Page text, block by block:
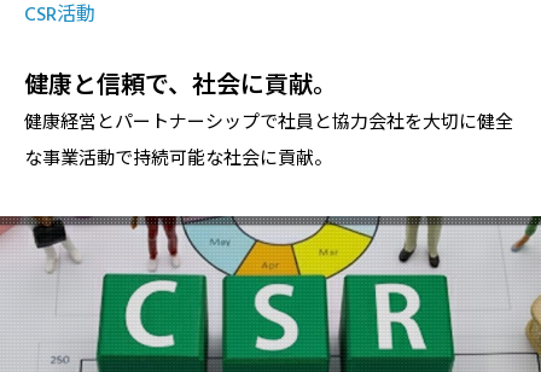
CSR活動
健康と信頼で、社会に貢献。
健康経営とパートナーシップで社員と協力会社を大切に健全
な事業活動で持続可能な社会に貢献。